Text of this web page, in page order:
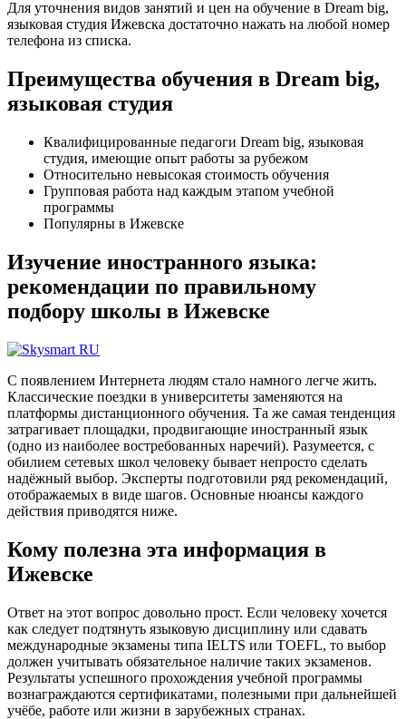
Для уточнения видов занятий и цен на обучение в Dream big,
языковая студия Ижевска достаточно нажать на любой номер
телефона из списка.
Преимущества обучения в Dream big,
языковая студия
Квалифицированные педагоги Dream big, языковая
студия, имеющие опыт работы за рубежом
Относительно невысокая стоимость обучения
Групповая работа над каждым этапом учебной
программы
Популярны в Ижевске
Изучение иностранного языка:
рекомендации по правильному
подбору школы в Ижевске
С появлением Интернета людям стало намного легче жить.
Классические поездки в университеты заменяются на
платформы дистанционного обучения. Та же самая тенденция
затрагивает площадки, продвигающие иностранный язык
(одно из наиболее востребованных наречий). Разумеется, с
обилием сетевых школ человеку бывает непросто сделать
надёжный выбор. Эксперты подготовили ряд рекомендаций,
отображаемых в виде шагов. Основные нюансы каждого
действия приводятся ниже.
Кому полезна эта информация в
Ижевске
Ответ на этот вопрос довольно прост. Если человеку хочется
как следует подтянуть языковую дисциплину или сдавать
международные экзамены типа IELTS или TOEFL, то выбор
должен учитывать обязательное наличие таких экзаменов.
Результаты успешного прохождения учебной программы
вознаграждаются сертификатами, полезными при дальнейшей
учёбе, работе или жизни в зарубежных странах.